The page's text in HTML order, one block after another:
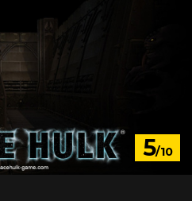
5/10